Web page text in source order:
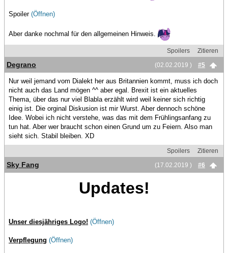
Spoiler (Öffnen)
Aber danke nochmal für den allgemeinen Hinweis.
Spoilers
Zitieren
(02.02.2019 )
#5
Degrano
Nur weil jemand vom Dialekt her aus Britannien kommt, muss ich doch
nicht auch das Land mögen ^^ aber egal. Brexit ist ein aktuelles
Thema, über das nur viel Blabla erzählt wird weil keiner sich richtig
einig ist. Die orginal Diskusion ist mir Wurst. Aber dennoch schöne
Idee. Wobei ich nicht verstehe, was das mit dem Frühlingsanfang zu
tun hat. Aber wer braucht schon einen Grund um zu Feiern. Also man
sieht sich. Stabil bleiben. XD
Spoilers
Zitieren
(17.02.2019 )
#6
Sky Fang
Updates!
Unser diesjähriges Logo! (Öffnen)
Verpflegung (Öffnen)